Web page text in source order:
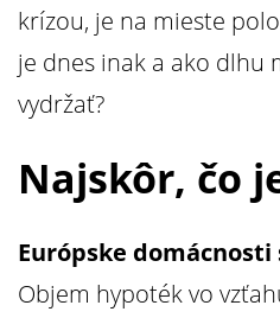
krízou, je na mieste
je dnes inak a ako dlhu
vydržať?
Najskôr, čo
Európske domácnosti
Objem hypoték vo